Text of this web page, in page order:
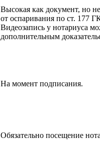
Высокая как документ, но
от оспаривания по ст. 177
Видеозапись у нотариуса
дополнительным
На момент подписания.
Обязательно посещение